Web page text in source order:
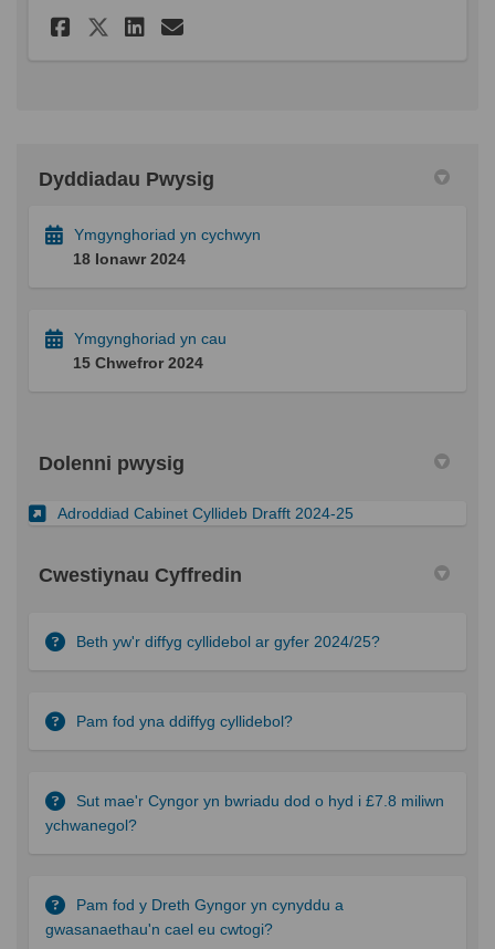
Rhannu Cynigion Cyllideb
Rhannu Cynigion Cyllideb
Rhannu Cynigion
E-bost Cynigion
Dyddiadau Pwysig
Ymgynghoriad yn cychwyn
18 Ionawr 2024
Ymgynghoriad yn cau
15 Chwefror 2024
Dolenni pwysig
Adroddiad Cabinet Cyllideb Drafft 2024-25
Cwestiynau Cyffredin
Beth yw'r diffyg cyllidebol ar gyfer 2024/25?
Pam fod yna ddiffyg cyllidebol?
Sut mae'r Cyngor yn bwriadu dod o hyd i £7.8 miliwn
ychwanegol?
Pam fod y Dreth Gyngor yn cynyddu a
gwasanaethau'n cael eu cwtogi?